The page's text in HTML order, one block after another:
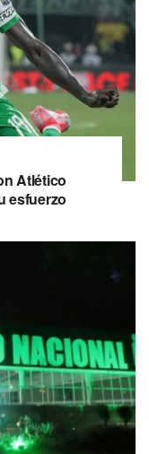
Atlético
esfuerzo